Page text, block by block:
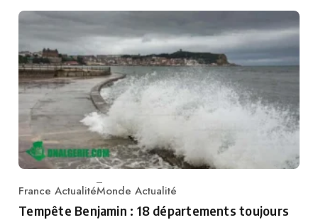
Category
France ActualitéMonde Actualité
Tempête Benjamin : 18 départements toujours